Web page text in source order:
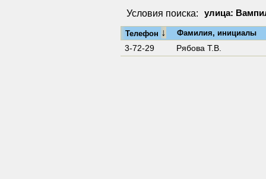
Условия поиска: улица:
Телефон ↓ Фамилия, инициалы
3-72-29 Рябова Т.В.